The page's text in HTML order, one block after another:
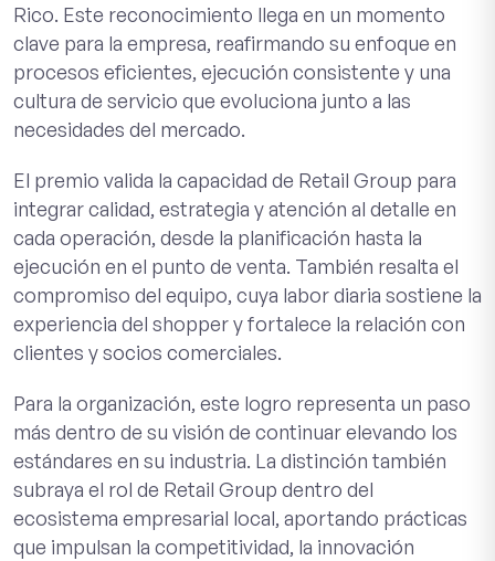
Rico. Este reconocimiento llega en un momento
clave para la empresa, reafirmando su enfoque en
procesos eficientes, ejecución consistente y una
cultura de servicio que evoluciona junto a las
necesidades del mercado.
El premio valida la capacidad de Retail Group para
integrar calidad, estrategia y atención al detalle en
cada operación, desde la planificación hasta la
ejecución en el punto de venta. También resalta el
compromiso del equipo, cuya labor diaria sostiene la
experiencia del shopper y fortalece la relación con
clientes y socios comerciales.
Para la organización, este logro representa un paso
más dentro de su visión de continuar elevando los
estándares en su industria. La distinción también
subraya el rol de Retail Group dentro del
ecosistema empresarial local, aportando prácticas
que impulsan la competitividad, la innovación